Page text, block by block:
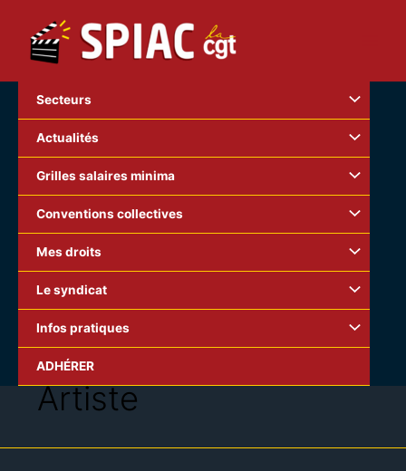
contenu
Secteurs
Actualités
Grilles salaires minima
Conventions collectives
Mes droits
Le syndicat
Infos pratiques
ADHÉRER
Artiste